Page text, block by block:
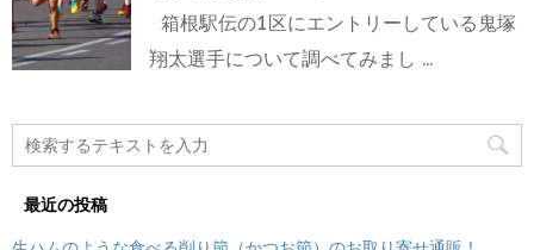
箱根駅伝の1区にエントリーしている鬼塚
翔太選手について調べてみまし ...
最近の投稿